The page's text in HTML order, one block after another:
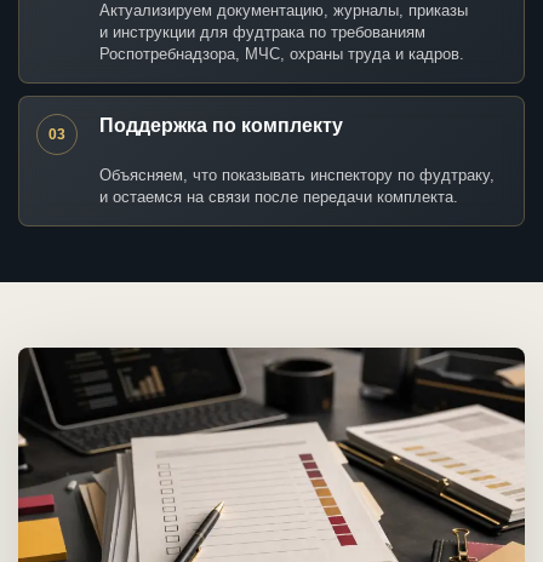
Актуализируем документацию, журналы, приказы
и инструкции для фудтрака по требованиям
Роспотребнадзора, МЧС, охраны труда и кадров.
03 Поддержка по комплекту
Объясняем, что показывать инспектору по фудтраку,
и остаемся на связи после передачи комплекта.